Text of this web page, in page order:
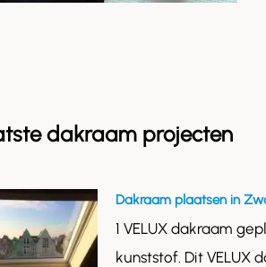
dakraam projecten
Dakraam plaatsen in
1 VELUX dakraam
kunststof. Dit VELUX